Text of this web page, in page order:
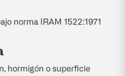
norma IRAM 1522:1971
hormigón o superficie